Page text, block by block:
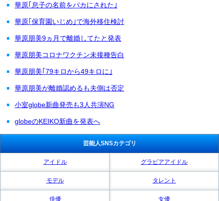
華原｢息子の名前をバカにされた｣
華原｢保育園いじめ｣で海外移住検討
華原朋美9ヵ月で離婚してたと発表
華原朋美コロナワクチン未接種告白
華原朋美｢79キロから49キロに｣
華原朋美が離婚認めるも夫側は否定
小室globe新曲発売も3人共演NG
globeのKEIKO新曲を発表へ
芸能人SNSカテゴリ
アイドル グラビアアイドル
モデル タレント
俳優 女優